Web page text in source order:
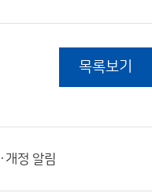
목록보기
개정 알림